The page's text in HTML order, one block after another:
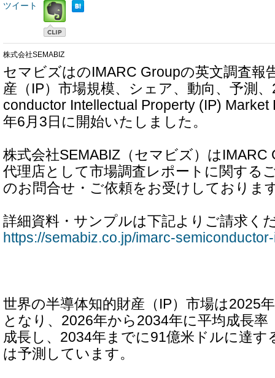
ツイート
株式会社SEMABIZ
セマビズはのIMARC Groupの英文調査報
産（IP）市場規模、シェア、動向、予測
conductor Intellectual Property (IP)
年6月3日に開始いたしました。
株式会社SEMABIZ（セマビズ）はIMARC
代理店として市場調査レポートに関する
のお問合せ・ご依頼をお受けしておりま
詳細資料・サンプルは下記よりご請求く
https://semabiz.co.jp/imarc-
世界の半導体知的財産（IP）市場は2025
となり、2026年から2034年に平均成長率
成長し、2034年までに91億米ドルに達す
は予測しています。